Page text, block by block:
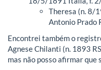
Theresa (n. 8/
Antonio Prado
Encontrei também o
Agnese Chilanti (n. 1893
mas não posso afirmar que